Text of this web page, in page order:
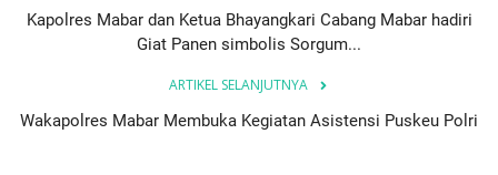
Kapolres Mabar dan Ketua Bhayangkari Cabang Mabar hadiri
Giat Panen simbolis Sorgum...
ARTIKEL SELANJUTNYA
Wakapolres Mabar Membuka Kegiatan Asistensi Puskeu Polri